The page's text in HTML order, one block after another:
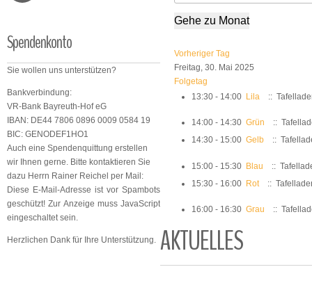
Spendenkonto
Sie wollen uns unterstützen?
Bankverbindung:
VR-Bank Bayreuth-Hof eG
IBAN: DE44 7806 0896 0009 0584 19
BIC: GENODEF1HO1
Auch eine Spendenquittung erstellen
wir Ihnen gerne. Bitte kontaktieren Sie
dazu Herrn Rainer Reichel per Mail:
Diese E-Mail-Adresse ist vor Spambots
geschützt! Zur Anzeige muss JavaScript
eingeschaltet sein.
Herzlichen Dank für Ihre Unterstützung.
Gehe zu Monat
Vorheriger Tag
Freitag, 30. Mai 2025
Folgetag
13:30 - 14:00 Lila ::
14:00 - 14:30 Grün
::
14:30 - 15:00 Gelb ::
15:00 - 15:30 Blau
::
15:30 - 16:00 Rot ::
16:00 - 16:30 Grau ::
AKTUELLES